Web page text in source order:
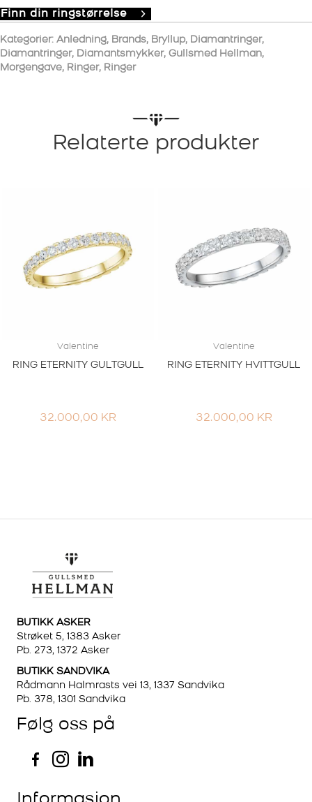
Finn din ringstørrelse
Kategorier: Anledning, Brands, Bryllup, Diamantringer,
Diamantringer, Diamantsmykker, Gullsmed Hellman,
Morgengave, Ringer, Ringer
Relaterte produkter
Valentine
RING ETERNITY GULTGULL
32.000,00 KR
Valentine
RING ETERNITY HVITTGULL
32.000,00 KR
BUTIKK ASKER
Strøket 5, 1383 Asker
Pb. 273, 1372 Asker
BUTIKK SANDVIKA
Rådmann Halmrasts vei 13, 1337 Sandvika
Pb. 378, 1301 Sandvika
Følg oss på